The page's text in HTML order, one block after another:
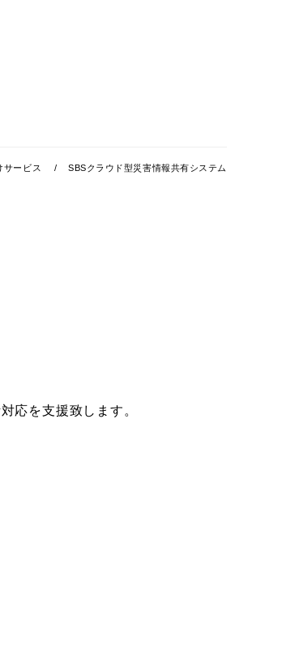
サービス SBSクラウド型災害情報共有システム
応を支援致します。